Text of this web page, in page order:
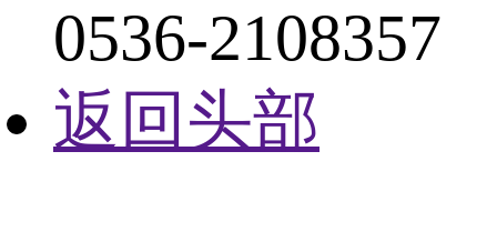
0536-2108357
返回头部